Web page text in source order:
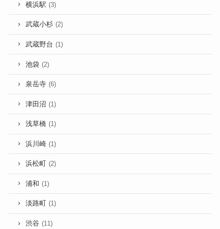
横浜駅 (3)
武蔵小杉 (2)
武蔵野台 (1)
池袋 (2)
泉岳寺 (6)
津田沼 (1)
浅草橋 (1)
浜川崎 (1)
浜松町 (2)
浦和 (1)
淡路町 (1)
渋谷 (11)